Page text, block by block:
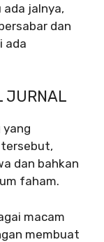
jalnya,
dan
ada
JURNAL
yang
dan bahkan
faham.
macam
membuat